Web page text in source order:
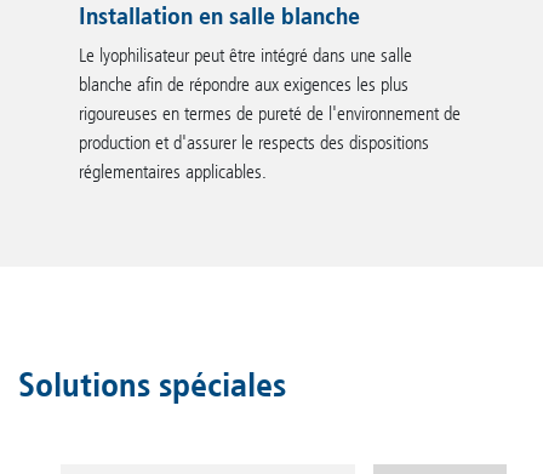
Installation en salle blanche
Le lyophilisateur peut être intégré dans une salle
blanche afin de répondre aux exigences les plus
rigoureuses en termes de pureté de l'environnement de
production et d'assurer le respects des dispositions
réglementaires applicables.
Solutions spéciales